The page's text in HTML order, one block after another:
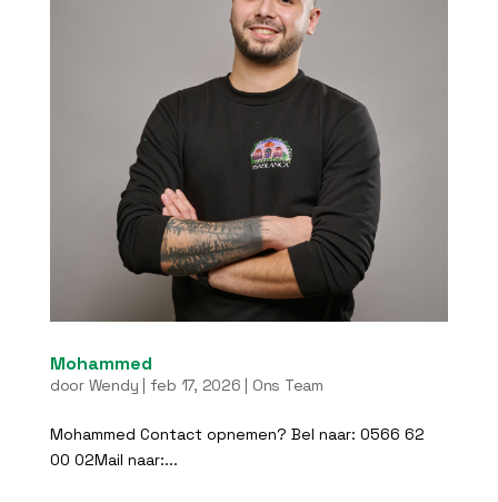
Mohammed
door Wendy | feb 17, 2026 | Ons Team
Mohammed Contact opnemen? Bel naar: 0566 62
00 02Mail naar:...